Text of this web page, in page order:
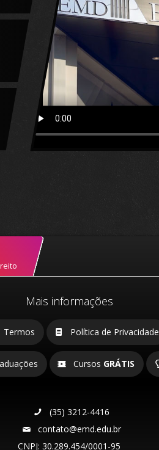
Mais informações
Termos Política de Privacidade
Cursos GRÁTIS
(35) 3212-4416
contato@emd.edu.br
CNPJ: 30.289.454/0001-95